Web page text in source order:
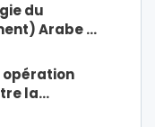
du
Arabe …
opération
la…